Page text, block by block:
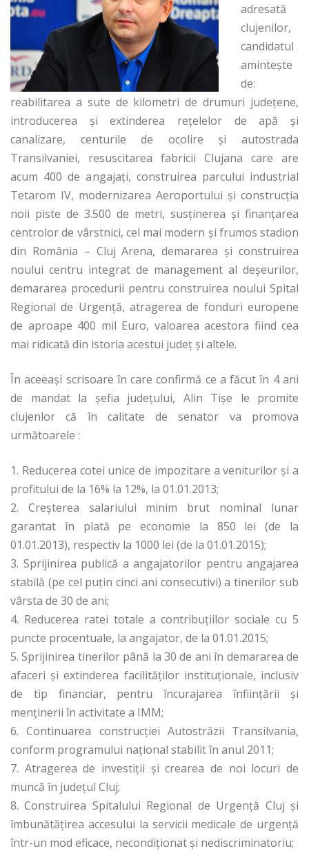
adresată
clujenilor,
candidatul
amintește
de:
reabilitarea a sute de kilometri de drumuri județene,
introducerea și extinderea rețelelor de apă și
canalizare, centurile de ocolire și autostrada
Transilvaniei, resuscitarea fabricii Clujana care are
acum 400 de angajați, construirea parcului industrial
Tetarom IV, modernizarea Aeroportului și construcția
noii piste de 3.500 de metri, susținerea și finanțarea
centrolor de vârstnici, cel mai modern și frumos stadion
din România – Cluj Arena, demararea și construirea
noului centru integrat de management al deșeurilor,
demararea procedurii pentru construirea noului Spital
Regional de Urgență, atragerea de fonduri europene
de aproape 400 mil Euro, valoarea acestora fiind cea
mai ridicată din istoria acestui judeţ și altele.
În aceeași scrisoare în care confirmă ce a făcut în 4 ani
de mandat la șefia județului, Alin Tișe le promite
clujenlor că în calitate de senator va promova
următoarele :
1. Reducerea cotei unice de impozitare a veniturilor şi a
profitului de la 16% la 12%, la 01.01.2013;
2. Creşterea salariului minim brut nominal lunar
garantat în plată pe economie la 850 lei (de la
01.01.2013), respectiv la 1000 lei (de la 01.01.2015);
3. Sprijinirea publică a angajatorilor pentru angajarea
stabilă (pe cel puţin cinci ani consecutivi) a tinerilor sub
vârsta de 30 de ani;
4. Reducerea ratei totale a contribuţiilor sociale cu 5
puncte procentuale, la angajator, de la 01.01.2015;
5. Sprijinirea tinerilor până la 30 de ani în demararea de
afaceri şi extinderea facilităţilor instituţionale, inclusiv
de tip financiar, pentru încurajarea înfiinţării şi
menţinerii în activitate a IMM;
6. Continuarea construcţiei Autostrăzii Transilvania,
conform programului naţional stabilit în anul 2011;
7. Atragerea de investiţii şi crearea de noi locuri de
muncă în judeţul Cluj;
8. Construirea Spitalului Regional de Urgenţă Cluj şi
îmbunătăţirea accesului la servicii medicale de urgenţă
într-un mod eficace, necondiţionat şi nediscriminatoriu;